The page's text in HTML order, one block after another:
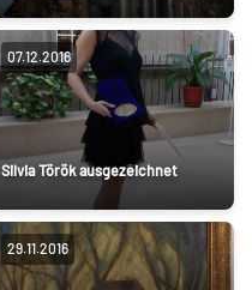
07.12.2016
Silvia Török ausgezeichnet
29.11.2016